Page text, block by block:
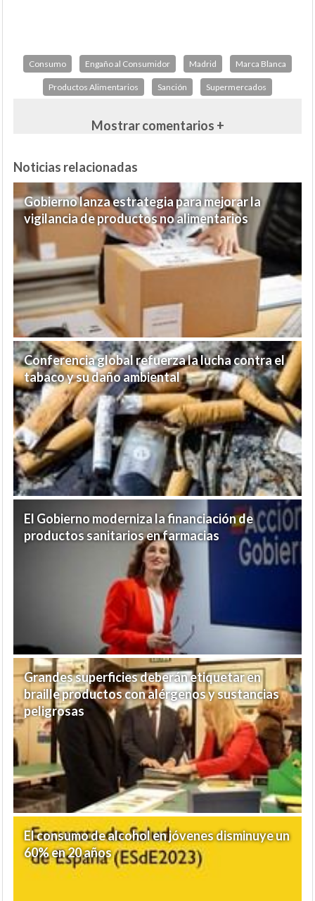
Consumo Engaño al Consumidor Madrid Marca Blanca
Productos Alimentarios Sanción Supermercados
Mostrar comentarios +
Noticias relacionadas
Gobierno lanza estrategia para mejorar la
vigilancia de productos no alimentarios
Conferencia global refuerza la lucha contra el
tabaco y su daño ambiental
El Gobierno moderniza la financiación de
productos sanitarios en farmacias
Grandes superficies deberán etiquetar en
braille productos con alérgenos y sustancias
peligrosas
El consumo de alcohol en jóvenes disminuye un
60% en 20 años